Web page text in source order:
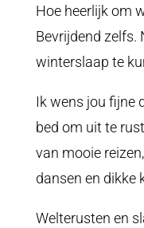
Hoe heerlijk om
Bevrijdend zelfs.
winterslaap te
Ik wens jou fijne
bed om uit te
van mooie
dansen en dikke
Welterusten en